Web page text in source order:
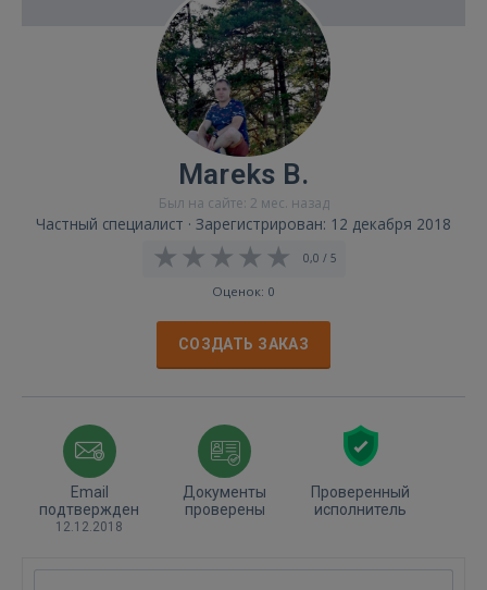
Mareks B.
Был на сайте: 2 мес. назад
Частный специалист · Зарегистрирован: 12 декабря 2018
0,0 / 5
Оценок: 0
СОЗДАТЬ ЗАКАЗ
Email
подтвержден
12.12.2018
Документы
проверены
Проверенный
исполнитель